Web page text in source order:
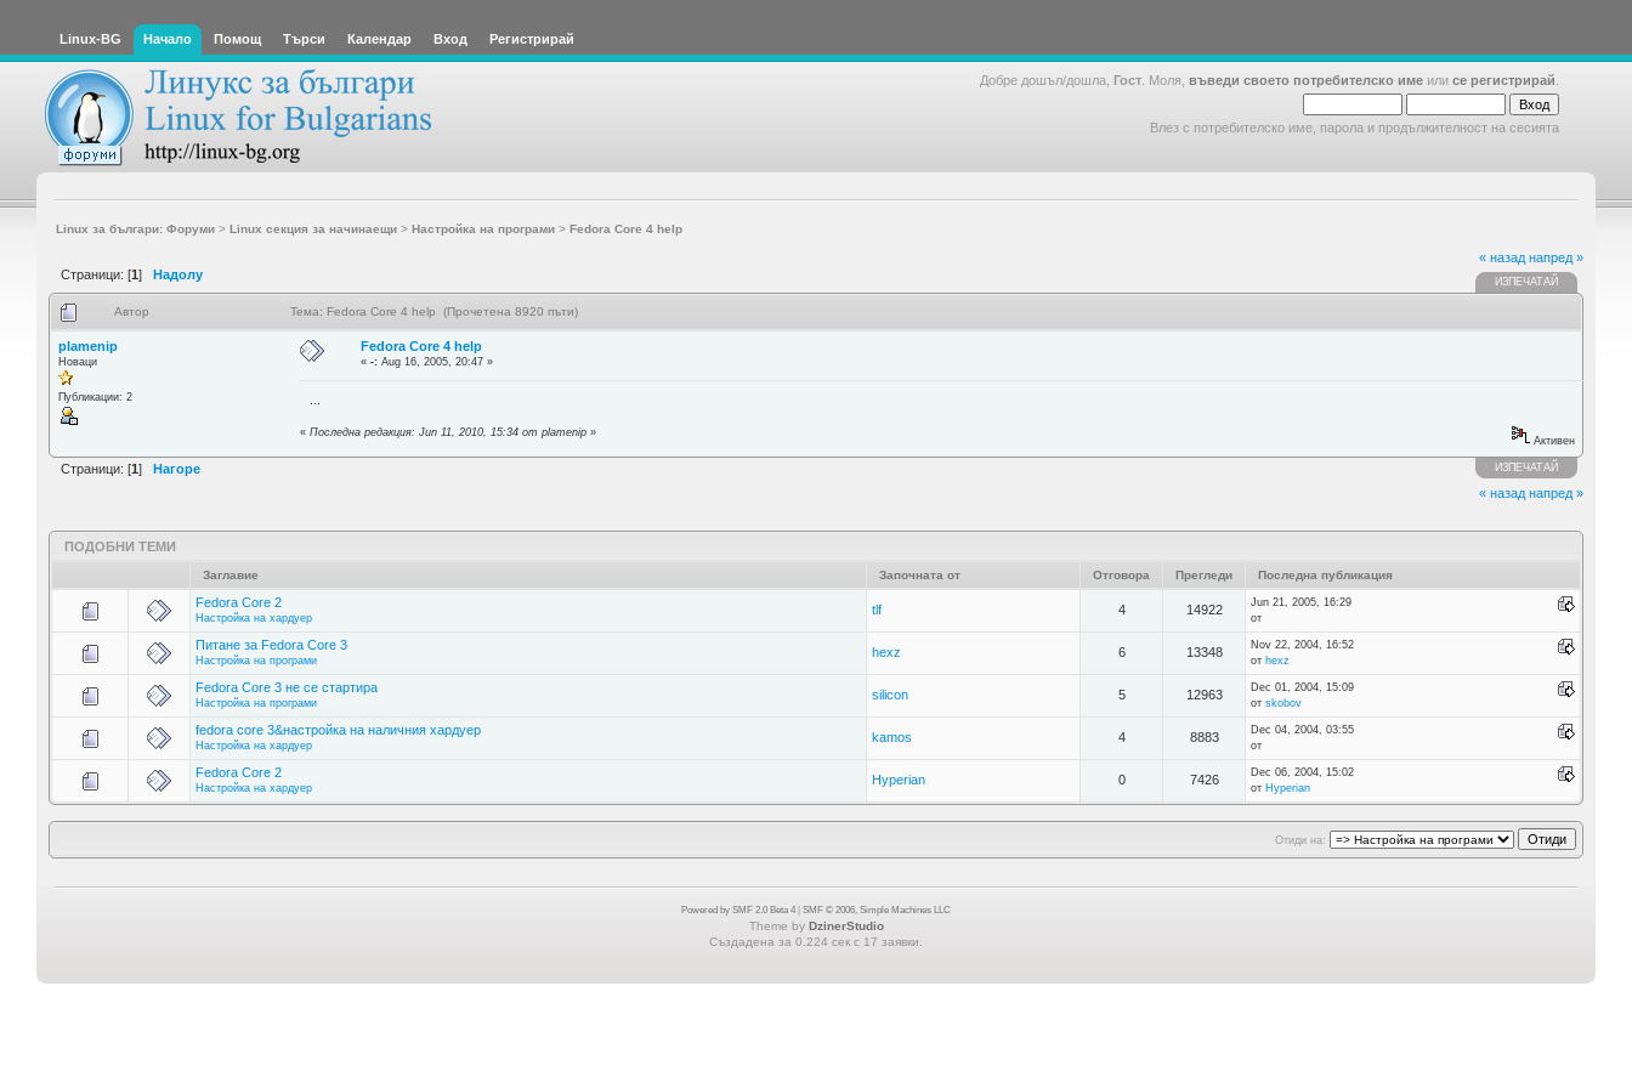
Linux-BG Начало Помощ Търси Календар Вход Регистрирай
Добре дошъл/дошла, Гост . Моля, въведи своето потребителско име или се регистрирай
Влез с потребителско име, парола и продължителност на сесията
Linux за българи: Форуми> Linux секция за начинаещи> Настройка на програми> Fedora Core 4 help
Страници: [1] Надолу
« назад напред »
ИЗПЕЧАТАЙ
Автор Тема: Fedora Core 4 help (Прочетена 8920 пъти)
plamenip
Новаци
Публикации: 2
Fedora Core 4 help
«-: Aug 16, 2005, 20:47 »
«Последна редакция: Jun 11, 2010, 15:34 от plamenip »
Активен
Страници: [1 ] Нагоре ИЗПЕЧАТАЙ
« назад напред »
ПОДОБНИ ТЕМИ
Заглавие Започната от Отговора Прегледи Последна публикация
Fedora Core 2
Настройка на хардуер
tlf 4 14922
Jun 21, 2005, 16:29
от
Питане за Fedora Core 3
Настройка на програми
hexz 6 13348
Nov 22, 2004, 16:52
от hexz
Fedora Core 3 не се стартира
Настройка на програми
silicon 5 12963
Dec 01, 2004, 15:09
от skobov
fedora core 3&настройка на наличния хардуер
Настройка на хардуер
kamos 4 8883
Dec 04, 2004, 03:55
от
Fedora Core 2
Настройка на хардуер
Hyperian 0 7426
Dec 06, 2004, 15:02
от Hyperian
Отиди на:
Powered by SMF 2.0 Beta 4 SMF © 2006, Simple Machines LLC
Theme by DzinerStudio
Създадена за 0.224 сек с 17 заявки.